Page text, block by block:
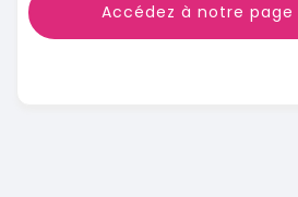
Accédez à notre